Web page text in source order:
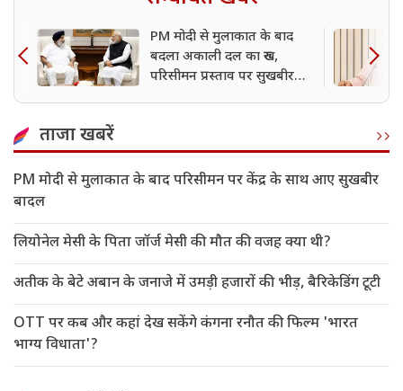
PM मोदी से मुलाकात के बाद
बदला अकाली दल का रुख,
परिसीमन प्रस्ताव पर सुखबीर
ताजा खबरें
PM मोदी से मुलाकात के बाद परिसीमन पर केंद्र के साथ आए सुखबीर
बादल
लियोनेल मेसी के पिता जॉर्ज मेसी की मौत की वजह क्या थी?
अतीक के बेटे अबान के जनाजे में उमड़ी हजारों की भीड़, बैरिकेडिंग टूटी
OTT पर कब और कहां देख सकेंगे कंगना रनौत की फिल्म 'भारत
भाग्य विधाता'?